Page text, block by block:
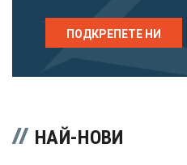
ПОДКРЕПЕТЕ НИ
НАЙ-НОВИ